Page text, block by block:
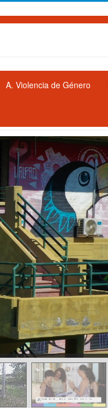
A. Violencia de Género